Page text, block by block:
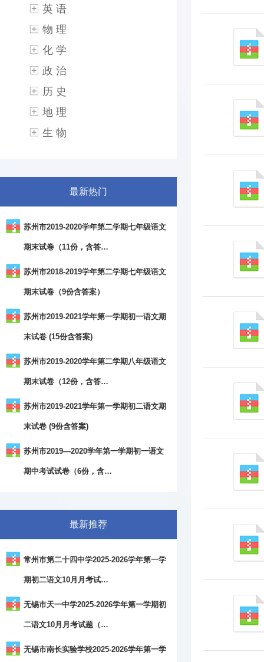
英 语
物 理
化 学
政 治
历 史
地 理
生 物
最新热门
苏州市2019-2020学年第二学期七年级语文
期末试卷（11份，含答…
苏州市2018-2019学年第二学期七年级语文
期末试卷（9份含答案）
苏州市2019-2021学年第一学期初一语文期
末试卷 (15份含答案)
苏州市2019-2020学年第二学期八年级语文
期末试卷（12份，含答…
苏州市2019-2021学年第一学期初二语文期
末试卷 (9份含答案)
苏州市2019—2020学年第一学期初一语文
期中考试试卷（6份，含…
最新推荐
常州市第二十四中学2025-2026学年第一学
期初二语文10月月考试…
无锡市天一中学2025-2026学年第一学期初
二语文10月月考试题（…
无锡市南长实验学校2025-2026学年第一学